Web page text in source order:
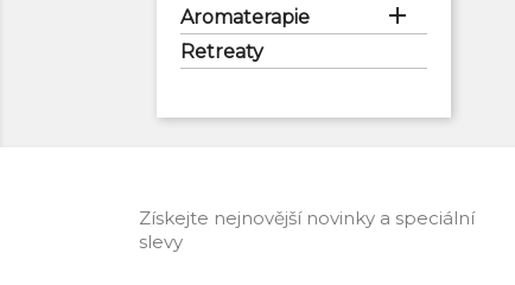
Aromaterapie 
Retreaty
Získejte nejnovější novinky a speciální
slevy